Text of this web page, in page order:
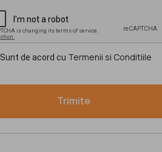
Sunt de acord cu Termenii si Conditiile
Trimite